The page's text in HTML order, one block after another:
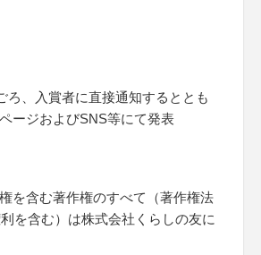
ろ、入賞者に直接通知するととも
ージおよびSNS等にて発表
を含む著作権のすべて（著作権法
を含む）は株式会社くらしの友に